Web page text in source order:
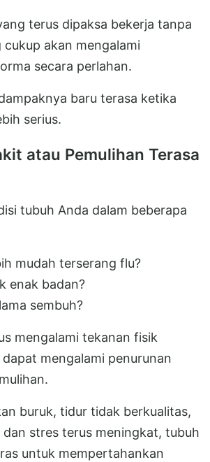
terus dipaksa bekerja tanpa
cukup akan mengalami
secara perlahan.
baru terasa ketika
serius.
atau Pemulihan Terasa
tubuh Anda dalam beberapa
mudah terserang flu?
enak badan?
sembuh?
mengalami tekanan fisik
mengalami penurunan
buruk, tidur tidak berkualitas,
stres terus meningkat, tubuh
untuk mempertahankan